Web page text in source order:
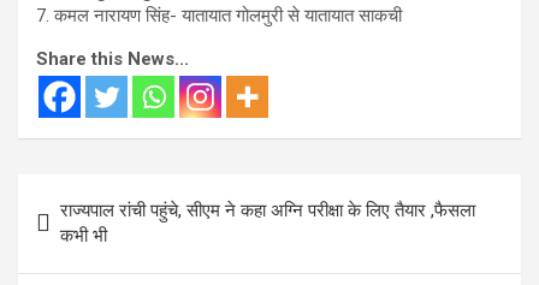
7. कमल नारायण सिंह- यातायात गोलमुरी से यातायात साकची
Share this News...
navigation
राज्यपाल रांची पहुंचे, सीएम ने कहा अग्नि परीक्षा के लिए तैयार ,फैसला
कभी भी